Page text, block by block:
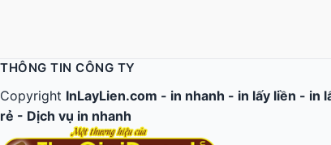
THÔNG TIN CÔNG TY
Copyright InLayLien.com - in nhanh - in lấy liền - in
rẻ - Dịch vụ in nhanh